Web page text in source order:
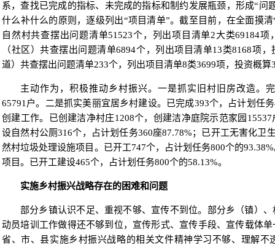
系，查找已完成的指标、未完成的指标和制约发展瓶颈，形成“问
什么补什么的原则，逐级列出“项目清单”。截至目前，在全面摸
自然村共查摆出问题清单51523个，列出项目清单2大类69184项
（社区）共查摆出问题清单6894个，列出项目清单13类8168项
道）共查摆出问题清单233个，列出项目清单8类3699项，投资概算
主动作为，积极推动乡村振兴。一是抓实旧村旧房改造。
65791户。二是抓实美丽宜居乡村建设。已完成393个，占计划任
创建工作。已创建洁净村庄1208个，创建洁净庭院示范家园
设自然村公厕316个，占计划任务360座87.78%；已开工无害化卫
然村垃圾处理设施项目。已开工747个，占计划任务800个的
项目。已开工建设465个，占计划任务800个的58.13%。
实施乡村振兴战略存在的困难和问题
部分乡镇认识不足、重视不够、宣传不到位。部分乡（镇）
动员培训工作做得还不够到位，宣传形式、宣传手段、宣传载体
省、市、县实施乡村振兴战略的相关文件精神学习不够、理解不